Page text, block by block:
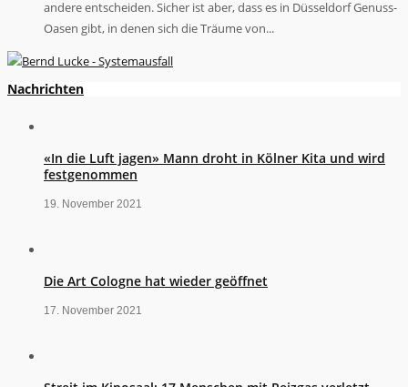
andere entscheiden. Sicher ist aber, dass es in Düsseldorf Genuss-
Oasen gibt, in denen sich die Träume von...
Nachrichten
«In die Luft jagen» Mann droht in Kölner Kita und wird
festgenommen
19. November 2021
Die Art Cologne hat wieder geöffnet
17. November 2021